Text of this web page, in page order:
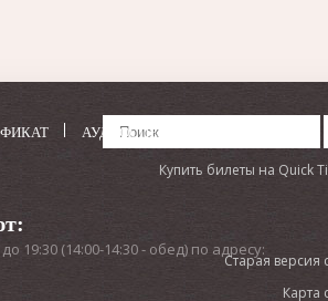
АУДИОСПЕКТАКЛИ
19:30 (14:00-14:30 - обед) по адресу:
Купить билеты на Quick
Старая версия
Карта